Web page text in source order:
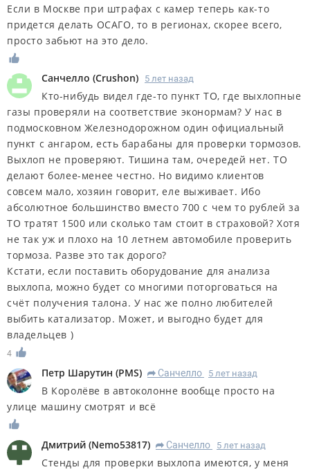
Если в Москве при штрафах с камер теперь как-то
придется делать ОСАГО, то в регионах, скорее всего,
просто забьют на это дело.
Санчелло (Crushon) 5 лет назад
Кто-нибудь видел где-то пункт ТО, где выхлопные
газы проверяли на соответствие эконормам? У нас в
подмосковном Железнодорожном один официальный
пункт с ангаром, есть барабаны для проверки тормозов.
Выхлоп не проверяют. Тишина там, очередей нет. ТО
делают более-менее честно. Но видимо клиентов
совсем мало, хозяин говорит, еле выживает. Ибо
абсолютное большинство вместо 700 с чем то рублей за
ТО тратят 1500 или сколько там стоит в страховой? Хотя
не так уж и плохо на 10 летнем автомобиле проверить
тормоза. Разве это так дорого?
Кстати, если поставить оборудование для анализа
выхлопа, можно будет со многими поторговаться на
счёт получения талона. У нас же полно любителей
выбить катализатор. Может, и выгодно будет для
владельцев )
4
Петр Шарутин (PMS) R Санчелло 5 лет назад
В Королёве в автоколонне вообще просто на
улице машину смотрят и всё
Дмитрий (Nemo53817) R Санчелло 5 лет назад
Стенды для проверки выхлопа имеются, у меня